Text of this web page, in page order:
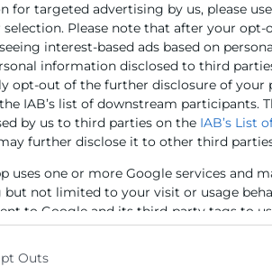
for targeted advertising by us, please
Please note that after your opt-
interest-based ads based on
information disclosed to third
opt-out of the further disclosure of your
IAB’s list of downstream participants.
by us to third parties on the IAB’s List
further disclose it to other third
uses one or more Google services and
not limited to your visit or usage
to Google and its third-party tags to
in below Google consent section.
Outs
es contribuir a la puesta
de modo especial en su
necesarios para atender al conjunto
presencial y online con plena
prestados a las peculiaridades y
actuación.